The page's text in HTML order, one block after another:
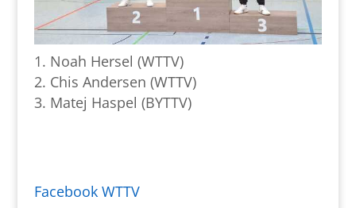
Noah Hersel (WTTV)
Chis Andersen (WTTV)
Matej Haspel (BYTTV)
Facebook WTTV